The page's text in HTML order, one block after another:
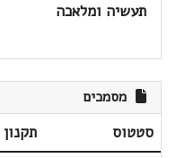
תעשיה ומלאכה
מסמכים
סטטוס תקנון